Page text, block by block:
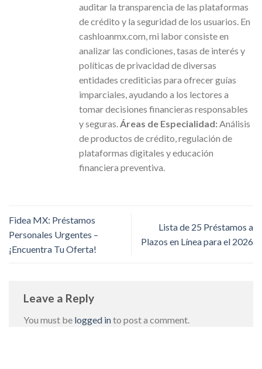
auditar la transparencia de las plataformas
de crédito y la seguridad de los usuarios. En
cashloanmx.com, mi labor consiste en
analizar las condiciones, tasas de interés y
políticas de privacidad de diversas
entidades crediticias para ofrecer guías
imparciales, ayudando a los lectores a
tomar decisiones financieras responsables
y seguras. Áreas de Especialidad: Análisis
de productos de crédito, regulación de
plataformas digitales y educación
financiera preventiva.
Fidea MX: Préstamos
Personales Urgentes –
¡Encuentra Tu Oferta!
Lista de 25 Préstamos a
Plazos en Línea para el 2026
Leave a Reply
You must be logged into post a comment.